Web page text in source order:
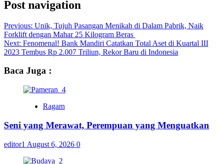
Post navigation
Previous: Unik, Tujuh Pasangan Menikah di Dalam Pabrik, Naik
Forklift dengan Mahar 25 Kilogram Beras
Next: Fenomenal! Bank Mandiri Catatkan Total Aset di Kuartal III
2023 Tembus Rp 2.007 Triliun, Rekor Baru di Indonesia
Baca Juga :
Ragam
Seni yang Merawat, Perempuan yang Menguatkan
editor1 August 6, 2026 0